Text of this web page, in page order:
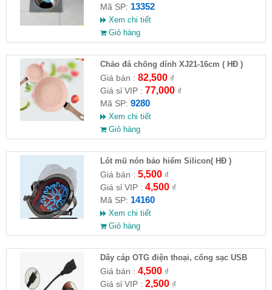
Mã SP: 13352
Xem chi tiết
Giỏ hàng
Chảo đá chống dính XJ21-16cm ( HĐ )
Giá bán : 82,500₫
Giá sỉ VIP : 77,000₫
Mã SP: 9280
Xem chi tiết
Giỏ hàng
Lót mũ nón bảo hiểm Silicon( HĐ )
Giá bán : 5,500₫
Giá sỉ VIP : 4,500₫
Mã SP: 14160
Xem chi tiết
Giỏ hàng
Dây cáp OTG điện thoại, cổng sạc USB
Giá bán : 4,500₫
Giá sỉ VIP : 2,500₫